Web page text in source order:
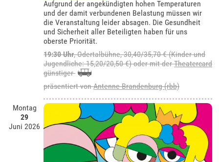
Aufgrund der angekündigten hohen Temperaturen
und der damit verbundenen Belastung müssen wir
die Veranstaltung leider absagen. Die Gesundheit
und Sicherheit aller Beteiligten haben für uns
oberste Priorität.
19:30 Uhr,Odertalbühne, 30,40/35,70 € (Kinder und
Jugendliche: 15,20/20,50 €) oder mit derTheatercard
günstiger
präsentiert vonAntenne Brandenburg (rbb)
Montag
29
Juni 2026